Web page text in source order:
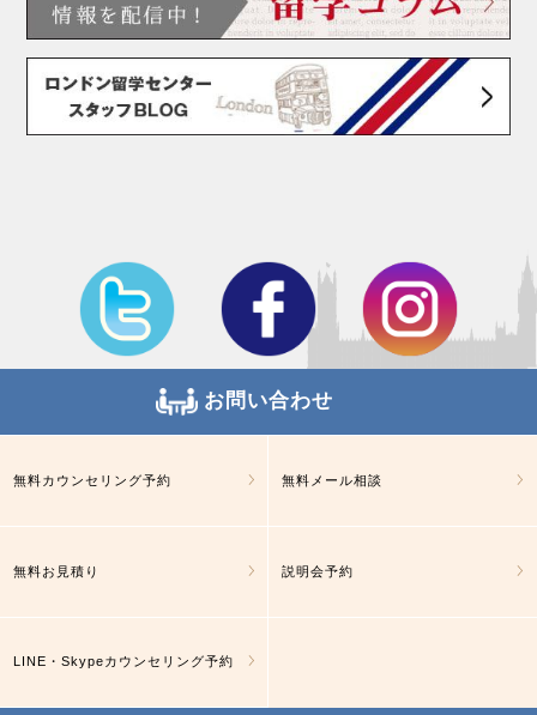
お問い合わせ
無料カウンセリング予約 無料メール相談
無料お見積り 説明会予約
LINE・Skypeカウンセリング予約